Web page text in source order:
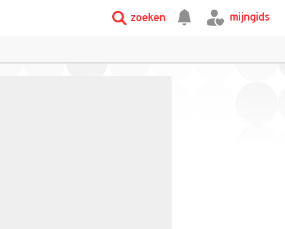
zoeken mijngids